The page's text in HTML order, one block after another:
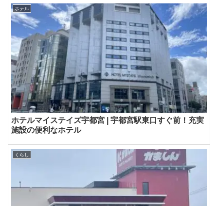
ホテル
ホテルマイステイズ宇都宮 | 宇都宮駅東口すぐ前！充実
施設の便利なホテル
くらし